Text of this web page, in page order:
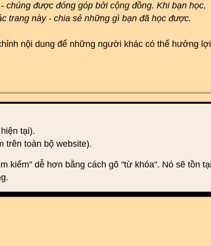
chúng được đóng góp bởi cộng đồng. Khi bạn học,
trang này - chia sẻ những gì bạn đã học được.
nội dung để những người khác có thể hưởng
tại).
trên toàn bộ website).
kiếm" dễ hơn bằng cách gõ "từ khóa". Nó sẽ tồn